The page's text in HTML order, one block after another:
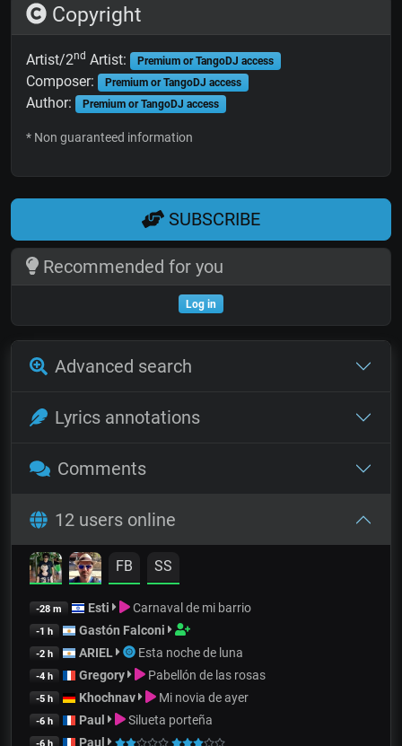
Copyright
Artist/2nd Artist: Premium or TangoDJ access
Composer: Premium or TangoDJ access
Author: Premium or TangoDJ access
* Non guaranteed information
SUBSCRIBE
Recommended for you
Log in
Advanced search
Lyrics annotations
Comments
12 users online
FB SS
-28 m Esti Carnaval de mi barrio
-1 h Gastón Falconi
-2 h ARIEL Esta noche de luna
-4 h Gregory Pabellón de las rosas
-5 h Khochnav Mi novia de ayer
-6 h Paul Silueta porteña
-6 h Paul